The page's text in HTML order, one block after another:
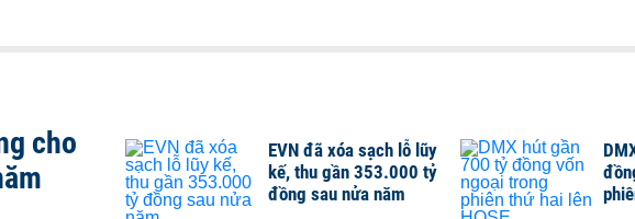
cho
EVN đã xóa sạch lỗ lũy
kế, thu gần 353.000 tỷ
đồng sau nửa năm